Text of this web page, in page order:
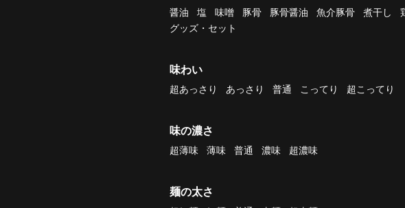
醤油 塩 味噌 豚骨 豚骨醤油 魚介豚骨 煮干し
グッズ・セット
味わい
超あっさり あっさり 普通 こってり 超こってり
味の濃さ
超薄味 薄味 普通 濃味 超濃味
麺の太さ